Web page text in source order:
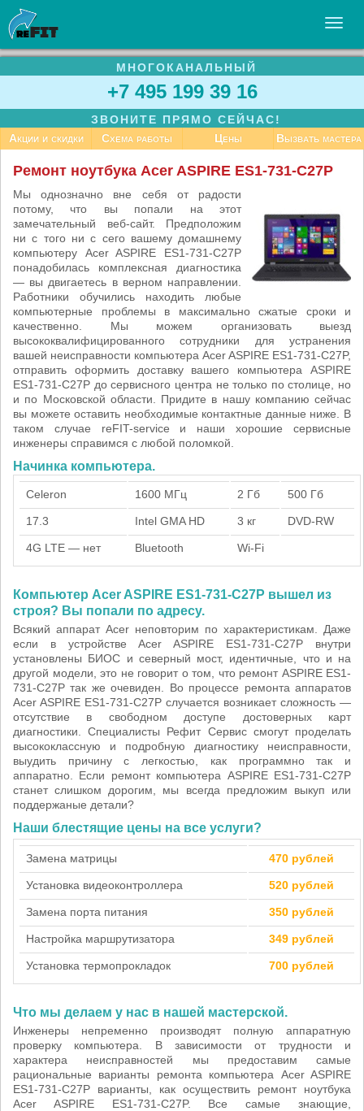
УСЛУГИ
БИЗНЕСУ
СТАТЬИ
КОНТАКТЫ
МНОГОКАНАЛЬНЫЙ
+7 495 199 39 16
ЗВОНИТЕ ПРЯМО СЕЙЧАС!
Акции и скидки
Схема работы Цены Вызвать мастера
Ремонт ноутбука Acer ASPIRE ES1-731-C27P
Мы однозначно вне себя от радости
потому, что вы попали на этот
замечательный веб-сайт. Предположим
ни с того ни с сего вашему домашнему
компьютеру Acer ASPIRE ES1-731-C27P
понадобилась комплексная диагностика
— вы двигаетесь в верном направлении.
Работники обучились находить любые
компьютерные проблемы в максимально сжатые сроки и
качественно. Мы можем организовать выезд
высококвалифицированного сотрудники для устранения
вашей неисправности компьютера Acer ASPIRE ES1-731-C27P,
отправить оформить доставку вашего компьютера ASPIRE
ES1-731-C27P до сервисного центра не только по столице, но
и по Московской области. Придите в нашу компанию сейчас
вы можете оставить необходимые контактные данные ниже. В
таком случае reFIT-service и наши хорошие сервисные
инженеры справимся с любой поломкой.
Начинка компьютера.
Celeron 1600 МГц 2 Гб 500 Гб
17.3 Intel GMA HD 3 кг DVD-RW
4G LTE — нет Bluetooth Wi-Fi
Компьютер Acer ASPIRE ES1-731-C27P вышел из
строя? Вы попали по адресу.
Всякий аппарат Acer неповторим по характеристикам. Даже
если в устройстве Acer ASPIRE ES1-731-C27P внутри
установлены БИОС и северный мост, идентичные, что и на
другой модели, это не говорит о том, что ремонт ASPIRE ES1-
731-C27P так же очевиден. Во процессе ремонта аппаратов
Acer ASPIRE ES1-731-C27P случается возникает сложность —
отсутствие в свободном доступе достоверных карт
диагностики. Специалисты Рефит Сервис смогут проделать
высококлассную и подробную диагностику неисправности,
выудить причину с легкостью, как программно так и
аппаратно. Если ремонт компьютера ASPIRE ES1-731-C27P
станет слишком дорогим, мы всегда предложим выкуп или
поддержаные детали?
Наши блестящие цены на все услуги?
Замена матрицы 470 рублей
Установка видеоконтроллера 520 рублей
Замена порта питания 350 рублей
Настройка маршрутизатора 349 рублей
Установка термопрокладок 700 рублей
Что мы делаем у нас в нашей мастерской.
Инженеры непременно производят полную аппаратную
проверку компьютера. В зависимости от трудности и
характера неисправностей мы предоставим самые
рациональные варианты ремонта компьютера Acer ASPIRE
ES1-731-C27P варианты, как осуществить ремонт ноутбука
Acer ASPIRE ES1-731-C27P. Все самые знающие,